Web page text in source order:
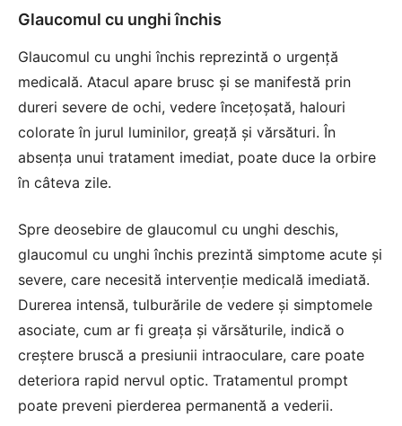
Glaucomul cu unghi închis
Glaucomul cu unghi închis reprezintă o urgență
medicală. Atacul apare brusc și se manifestă prin
dureri severe de ochi, vedere încețoșată, halouri
colorate în jurul luminilor, greață și vărsături. În
absența unui tratament imediat, poate duce la orbire
în câteva zile.
Spre deosebire de glaucomul cu unghi deschis,
glaucomul cu unghi închis prezintă simptome acute și
severe, care necesită intervenție medicală imediată.
Durerea intensă, tulburările de vedere și simptomele
asociate, cum ar fi greața și vărsăturile, indică o
creștere bruscă a presiunii intraoculare, care poate
deteriora rapid nervul optic. Tratamentul prompt
poate preveni pierderea permanentă a vederii.